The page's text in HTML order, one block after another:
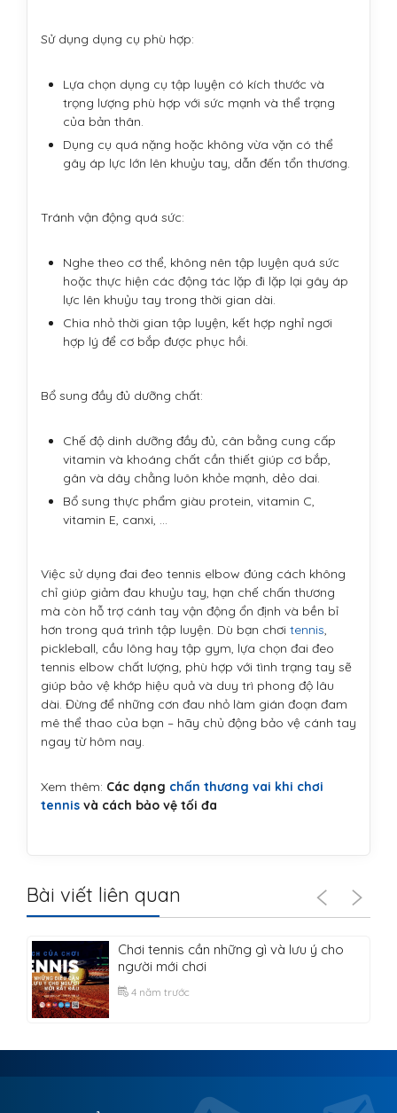
Sử dụng dụng cụ phù hợp:
Lựa chọn dụng cụ tập luyện có kích thước và
trọng lượng phù hợp với sức mạnh và thể trạng
của bản thân.
Dụng cụ quá nặng hoặc không vừa vặn có thể
gây áp lực lớn lên khuỷu tay, dẫn đến tổn thương.
Tránh vận động quá sức:
Nghe theo cơ thể, không nên tập luyện quá sức
hoặc thực hiện các động tác lặp đi lặp lại gây áp
lực lên khuỷu tay trong thời gian dài.
Chia nhỏ thời gian tập luyện, kết hợp nghỉ ngơi
hợp lý để cơ bắp được phục hồi.
Bổ sung đầy đủ dưỡng chất:
Chế độ dinh dưỡng đầy đủ, cân bằng cung cấp
vitamin và khoáng chất cần thiết giúp cơ bắp,
gân và dây chằng luôn khỏe mạnh, dẻo dai.
Bổ sung thực phẩm giàu protein, vitamin C,
vitamin E, canxi, ...
Việc sử dụng đai đeo tennis elbow đúng cách không
chỉ giúp giảm đau khuỷu tay, hạn chế chấn thương
mà còn hỗ trợ cánh tay vận động ổn định và bền bỉ
hơn trong quá trình tập luyện. Dù bạn chơi tennis,
pickleball, cầu lông hay tập gym, lựa chọn đai đeo
tennis elbow chất lượng, phù hợp với tình trạng tay sẽ
giúp bảo vệ khớp hiệu quả và duy trì phong độ lâu
dài. Đừng để những cơn đau nhỏ làm gián đoạn đam
mê thể thao của bạn – hãy chủ động bảo vệ cánh tay
ngay từ hôm nay.
Xem thêm: Các dạng chấn thương vai khi chơi
tennis và cách bảo vệ tối đa
Bài viết liên quan
Chơi tennis cần những gì và lưu ý cho
người mới chơi
4 năm trước